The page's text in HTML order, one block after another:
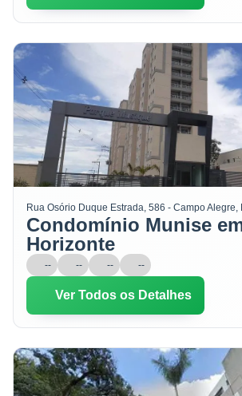
Rua Osório Duque Estrada, 586 - Campo Alegre,
Condomínio Munise
Horizonte
-- -- -- --
Ver Todos os Detalhes